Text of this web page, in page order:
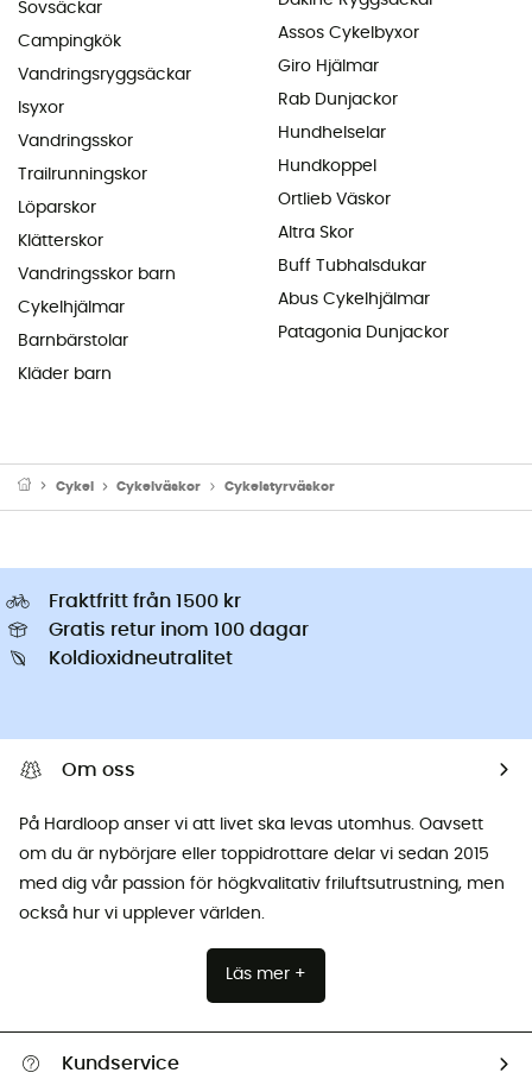
Sovsäckar
Campingkök
Vandringsryggsäckar
Isyxor
Vandringsskor
Trailrunningskor
Löparskor
Klätterskor
Vandringsskor barn
Cykelhjälmar
Barnbärstolar
Kläder barn
Assos Cykelbyxor
Giro Hjälmar
Rab Dunjackor
Hundhelselar
Hundkoppel
Ortlieb Väskor
Altra Skor
Buff Tubhalsdukar
Abus Cykelhjälmar
Patagonia Dunjackor
Cykel Cykelväskor Cykelstyrväskor
Fraktfritt från 1500 kr
Gratis retur inom 100 dagar
Koldioxidneutralitet
Om oss
På Hardloop anser vi att livet ska levas utomhus. Oavsett
om du är nybörjare eller toppidrottare delar vi sedan 2015
med dig vår passion för högkvalitativ friluftsutrustning, men
också hur vi upplever världen.
Läs mer +
Kundservice